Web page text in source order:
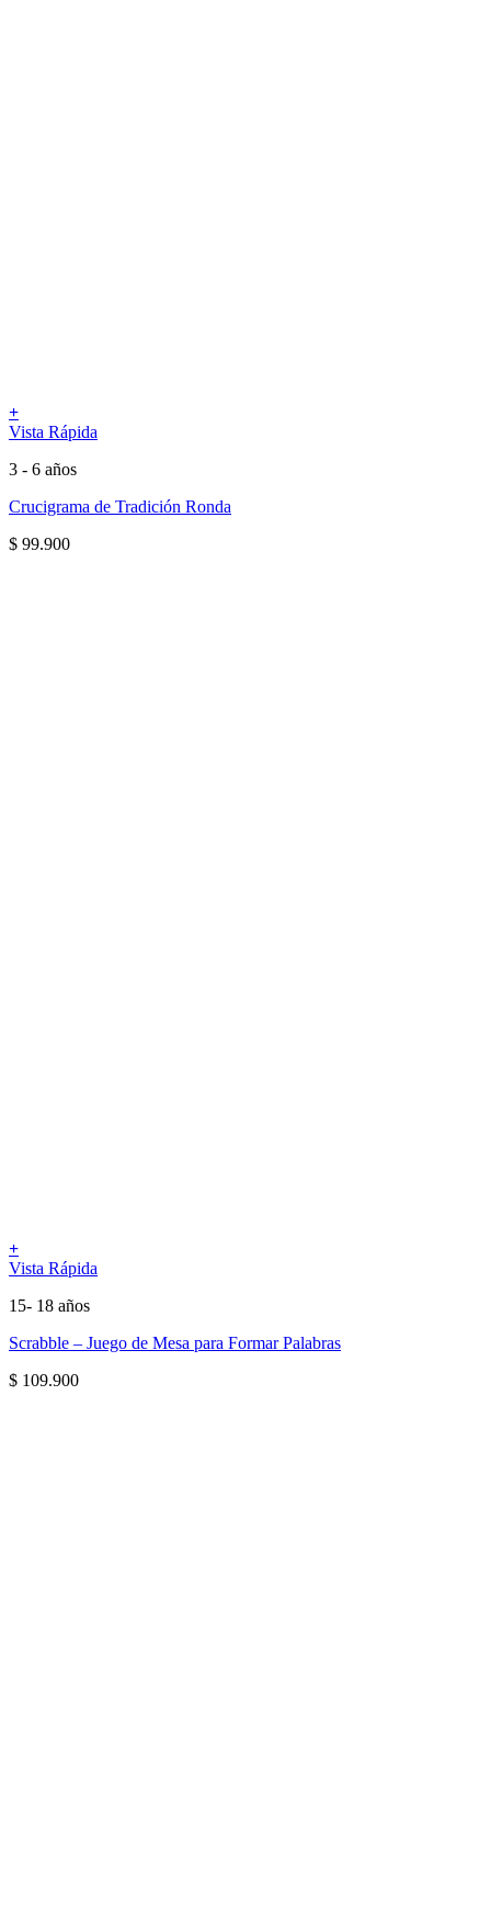
+
Vista Rápida
3 - 6 años
Crucigrama de Tradición Ronda
$ 99.900
+
Vista Rápida
15- 18 años
Scrabble – Juego de Mesa para Formar Palabras
$ 109.900